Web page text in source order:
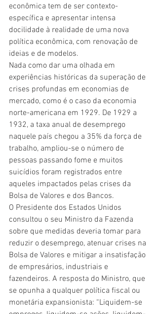
econômica tem de ser contexto-
específica e apresentar intensa
docilidade à realidade de uma nova
política econômica, com renovação de
ideias e de modelos.
Nada como dar uma olhada em
experiências históricas da superação de
crises profundas em economias de
mercado, como é o caso da economia
norte-americana em 1929. De 1929 a
1932, a taxa anual de desemprego
naquele país chegou a 35% da força de
trabalho, ampliou-se o número de
pessoas passando fome e muitos
suicídios foram registrados entre
aqueles impactados pelas crises da
Bolsa de Valores e dos Bancos.
O Presidente dos Estados Unidos
consultou o seu Ministro da Fazenda
sobre que medidas deveria tomar para
reduzir o desemprego, atenuar crises na
Bolsa de Valores e mitigar a insatisfação
de empresários, industriais e
fazendeiros. A resposta do Ministro, que
se opunha a qualquer política fiscal ou
monetária expansionista: “Liquidem-se